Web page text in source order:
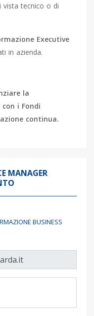
vista tecnico o di
Executive
in azienda.
la
i Fondi
continua.
MANAGER
BUSINESS